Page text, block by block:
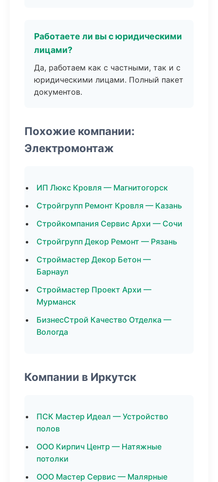
Работаете ли вы с юридическими
лицами?
Да, работаем как с частными, так и с
юридическими лицами. Полный пакет
документов.
Похожие компании:
Электромонтаж
ИП Люкс Кровля — Магнитогорск
Стройгрупп Ремонт Кровля — Казань
Стройкомпания Сервис Архи — Сочи
Стройгрупп Декор Ремонт — Рязань
Строймастер Декор Бетон —
Барнаул
Строймастер Проект Архи —
Мурманск
БизнесСтрой Качество Отделка —
Вологда
Компании в Иркутск
ПСК Мастер Идеал — Устройство
полов
ООО Кирпич Центр — Натяжные
потолки
ООО Мастер Сервис — Малярные